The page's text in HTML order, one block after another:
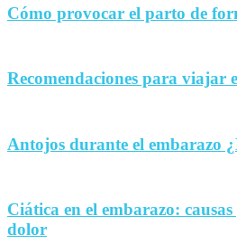
Cómo provocar el parto de
Recomendaciones para viajar
Antojos durante el embarazo
Ciática en el embarazo:
dolor